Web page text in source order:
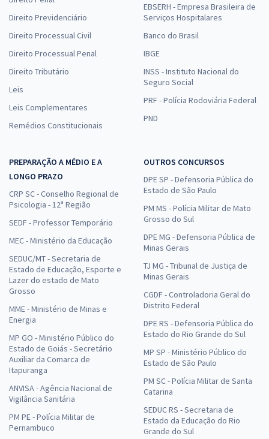
Direito Previdenciário
Direito Processual Civil
Direito Processual Penal
Direito Tributário
Leis
Leis Complementares
Remédios Constitucionais
EBSERH - Empresa Brasileira de
Serviços Hospitalares
Banco do Brasil
IBGE
INSS - Instituto Nacional do
Seguro Social
PRF - Polícia Rodoviária Federal
PND
PREPARAÇÃO A MÉDIO E A
LONGO PRAZO
CRP SC - Conselho Regional de
Psicologia - 12ª Região
SEDF - Professor Temporário
MEC - Ministério da Educação
SEDUC/MT - Secretaria de
Estado de Educação, Esporte e
Lazer do estado de Mato
Grosso
MME - Ministério de Minas e
Energia
MP GO - Ministério Público do
Estado de Goiás - Secretário
Auxiliar da Comarca de
Itapuranga
ANVISA - Agência Nacional de
Vigilância Sanitária
PM PE - Polícia Militar de
Pernambuco
OUTROS CONCURSOS
DPE SP - Defensoria Pública do
Estado de São Paulo
PM MS - Polícia Militar de Mato
Grosso do Sul
DPE MG - Defensoria Pública de
Minas Gerais
TJ MG - Tribunal de Justiça de
Minas Gerais
CGDF - Controladoria Geral do
Distrito Federal
DPE RS - Defensoria Pública do
Estado do Rio Grande do Sul
MP SP - Ministério Público do
Estado de São Paulo
PM SC - Polícia Militar de Santa
Catarina
SEDUC RS - Secretaria de
Estado da Educação do Rio
Grande do Sul